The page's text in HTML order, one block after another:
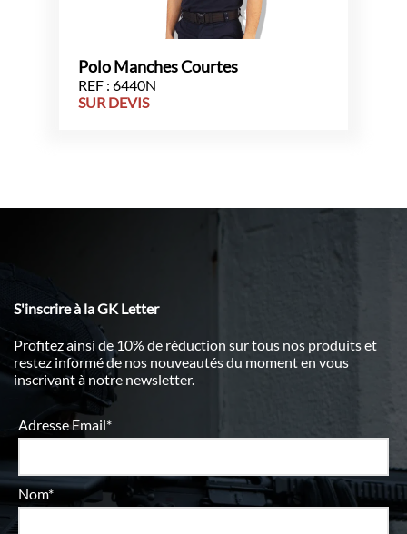
Polo Manches Courtes
REF : 6440N
SUR DEVIS
S'inscrire à la GK Letter
Profitez ainsi de 10% de réduction sur tous nos produits et
restez informé de nos nouveautés du moment en vous
inscrivant à notre newsletter.
Adresse Email*
Nom*